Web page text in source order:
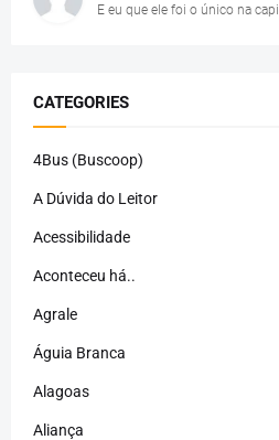
E eu que ele foi o único na
CATEGORIES
4Bus (Buscoop)
A Dúvida do Leitor
Acessibilidade
Aconteceu há..
Agrale
Águia Branca
Alagoas
Aliança